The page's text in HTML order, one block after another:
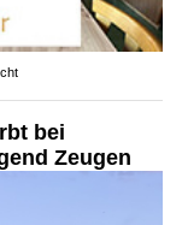
bei
Zeugen